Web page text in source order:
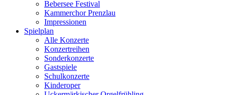
Bebersee Festival
Kammerchor Prenzlau
Impressionen
Spielplan
Alle Konzerte
Konzertreihen
Sonderkonzerte
Gastspiele
Schulkonzerte
Kinderoper